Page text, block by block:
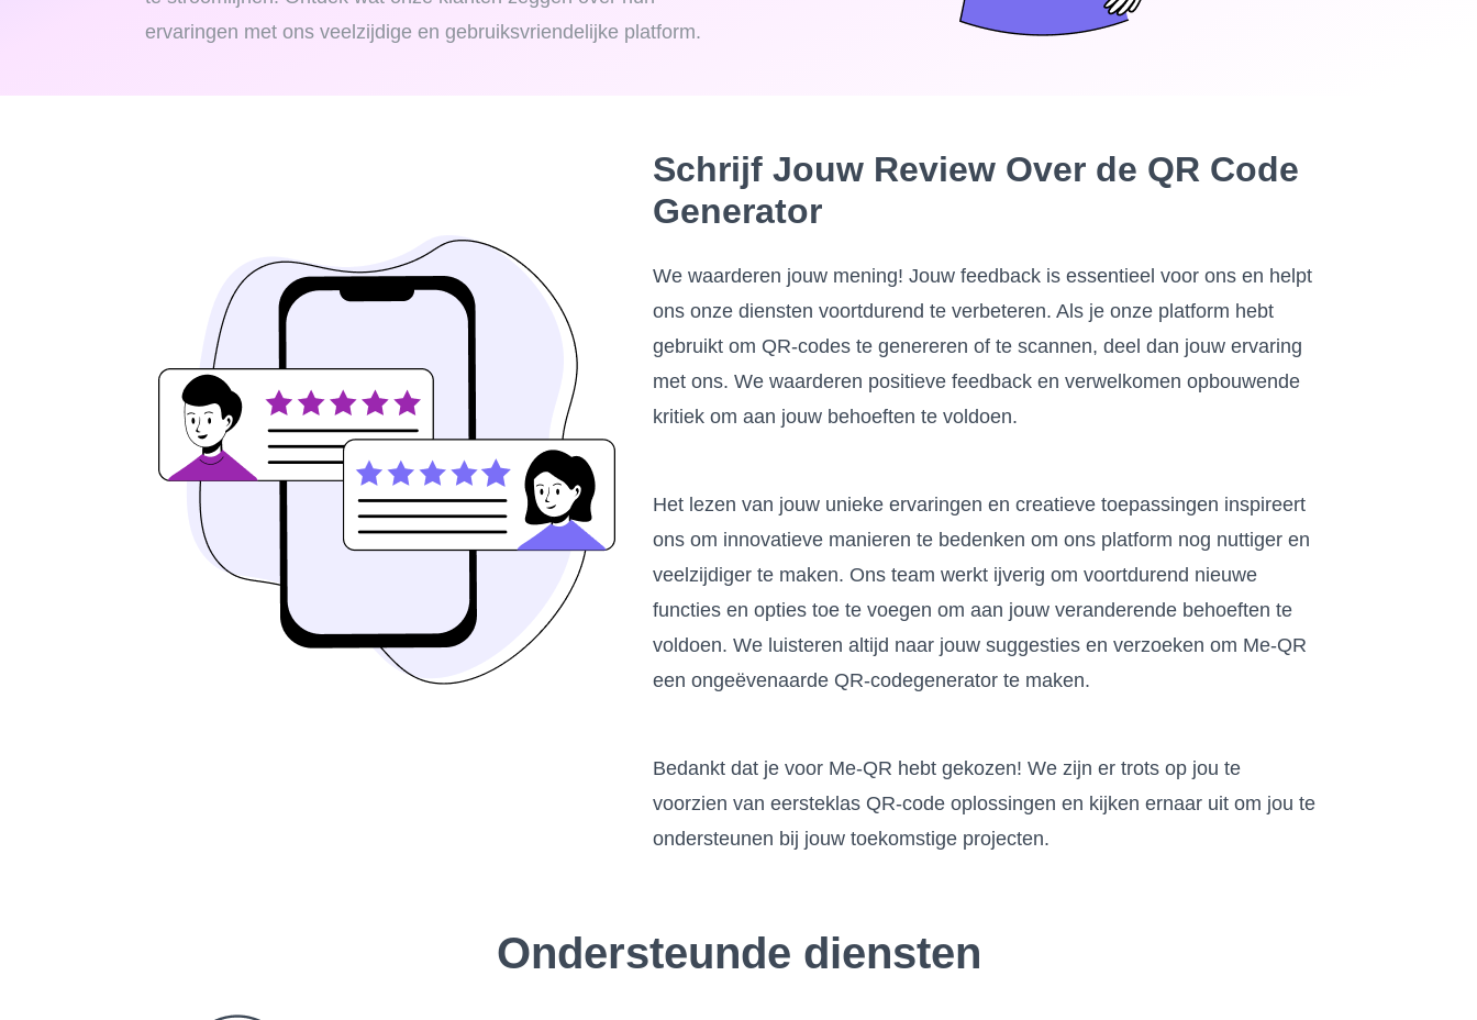
ervaringen met ons veelzijdige en gebruiksvriendelijke platform.
Schrijf Jouw Review Over de QR Code
Generator
We waarderen jouw mening! Jouw feedback is essentieel voor ons en helpt
ons onze diensten voortdurend te verbeteren. Als je onze platform hebt
gebruikt om QR-codes te genereren of te scannen, deel dan jouw ervaring
met ons. We waarderen positieve feedback en verwelkomen opbouwende
kritiek om aan jouw behoeften te voldoen.
Het lezen van jouw unieke ervaringen en creatieve toepassingen inspireert
ons om innovatieve manieren te bedenken om ons platform nog nuttiger en
veelzijdiger te maken. Ons team werkt ijverig om voortdurend nieuwe
functies en opties toe te voegen om aan jouw veranderende behoeften te
voldoen. We luisteren altijd naar jouw suggesties en verzoeken om Me-QR
een ongeëvenaarde QR-codegenerator te maken.
Bedankt dat je voor Me-QR hebt gekozen! We zijn er trots op jou te
voorzien van eersteklas QR-code oplossingen en kijken ernaar uit om jou te
ondersteunen bij jouw toekomstige projecten.
Ondersteunde diensten